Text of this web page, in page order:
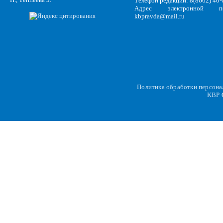
Адрес электронной
kbpravda@mail.ru
Политика обработки
KBP